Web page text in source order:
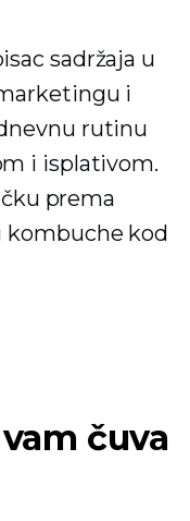
sadržaja u
i
rutinu
i isplativom.
prema
kombuche kod
čuva